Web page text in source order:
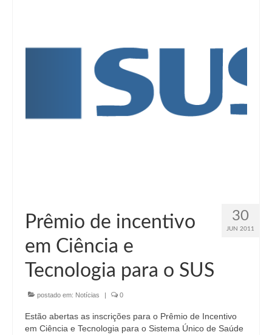
30
JUN 2011
Prêmio de incentivo
em Ciência e
Tecnologia para o SUS
postado em: Notícias | 0
Estão abertas as inscrições para o Prêmio de Incentivo
em Ciência e Tecnologia para o Sistema Único de Saúde